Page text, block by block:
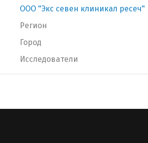
ООО "Экс севен клиникал ресеч"
Регион
Город
Исследователи